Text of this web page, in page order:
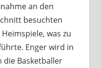
an den
besuchten
was zu
Enger wird in
die Basketballer